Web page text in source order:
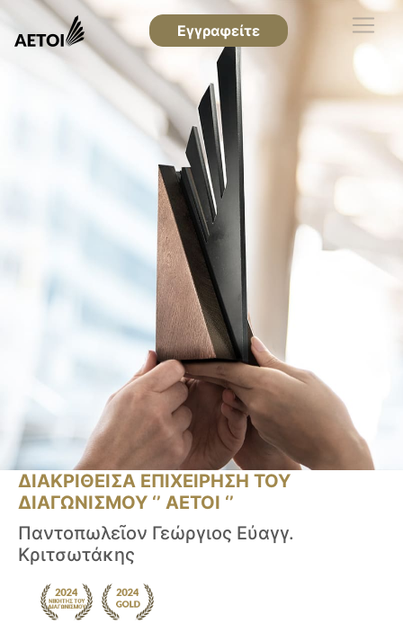
Εγγραφείτε
ΔΙΑΚΡΙΘΕΙΣΑ ΕΠΙΧΕΙΡΗΣΗ ΤΟΥ
ΔΙΑΓΩΝΙΣΜΟΥ ‘’ ΑΕΤΟΙ ‘’
Παντοπωλεῖον Γεώργιος Εὐαγγ.
Κριτσωτάκης